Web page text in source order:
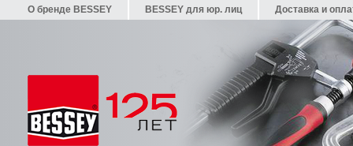
О бренде BESSEY BESSEY для юр. лиц Доставка и